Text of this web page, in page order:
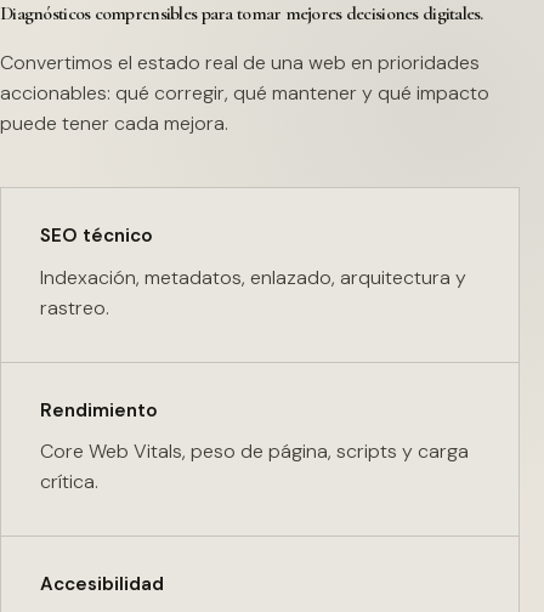
Diagnósticos comprensibles para tomar mejores decisiones digitales.
Convertimos el estado real de una web en prioridades
accionables: qué corregir, qué mantener y qué impacto
puede tener cada mejora.
SEO técnico
Indexación, metadatos, enlazado, arquitectura y
rastreo.
Rendimiento
Core Web Vitals, peso de página, scripts y carga
crítica.
Accesibilidad